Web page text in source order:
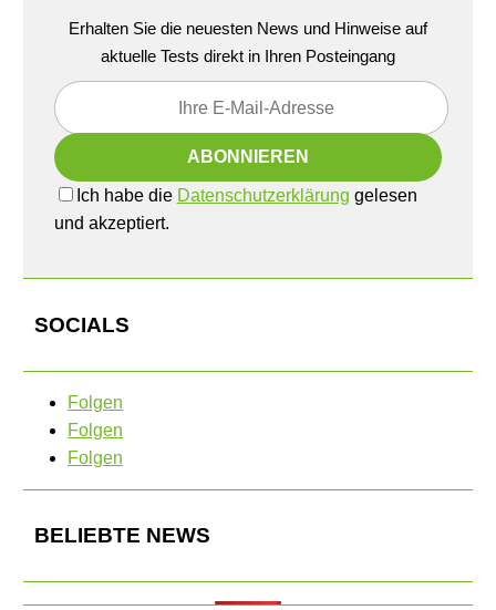
Erhalten Sie die neuesten News und Hinweise auf
aktuelle Tests direkt in Ihren Posteingang
Ich habe die Datenschutzerklärung gelesen
und akzeptiert.
SOCIALS
Folgen
Folgen
Folgen
BELIEBTE NEWS